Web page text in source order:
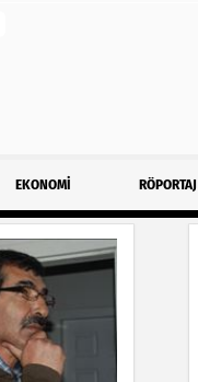
EKONOMİ RÖPORTAJ